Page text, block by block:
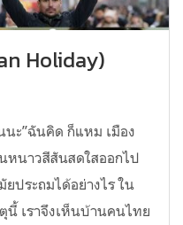
Holiday)
ะ”ฉันคิด ก็แหม เมือง
หนาวสีสันสดใสออกไป
ประถมได้อย่างไร ใน
นี้ เราจึงเห็นบ้านคนไทย